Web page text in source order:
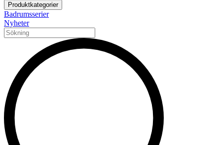
Produktkategorier
Badrumsserier
Nyheter